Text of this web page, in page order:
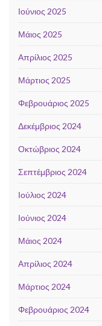
Ιούνιος 2025
Μάιος 2025
Απρίλιος 2025
Μάρτιος 2025
Φεβρουάριος 2025
Δεκέμβριος 2024
Οκτώβριος 2024
Σεπτέμβριος 2024
Ιούλιος 2024
Ιούνιος 2024
Μάιος 2024
Απρίλιος 2024
Μάρτιος 2024
Φεβρουάριος 2024